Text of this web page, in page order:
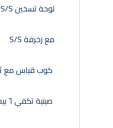
لوحة تسخين S/S
مع زخرفة S/S
كوب قياس مع
صينية تكفي ٦ بيضات